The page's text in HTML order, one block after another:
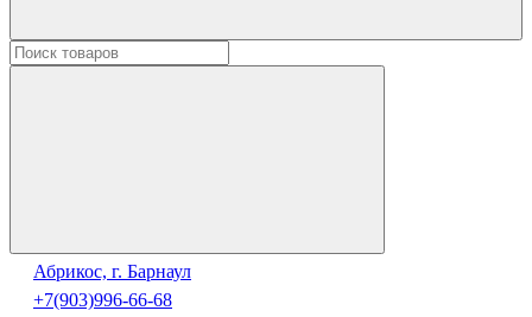
Абрикос, г. Барнаул
+7(903)996-66-68